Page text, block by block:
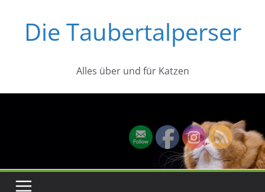
springenDie Taubertalperser
Alles über und für Katzen